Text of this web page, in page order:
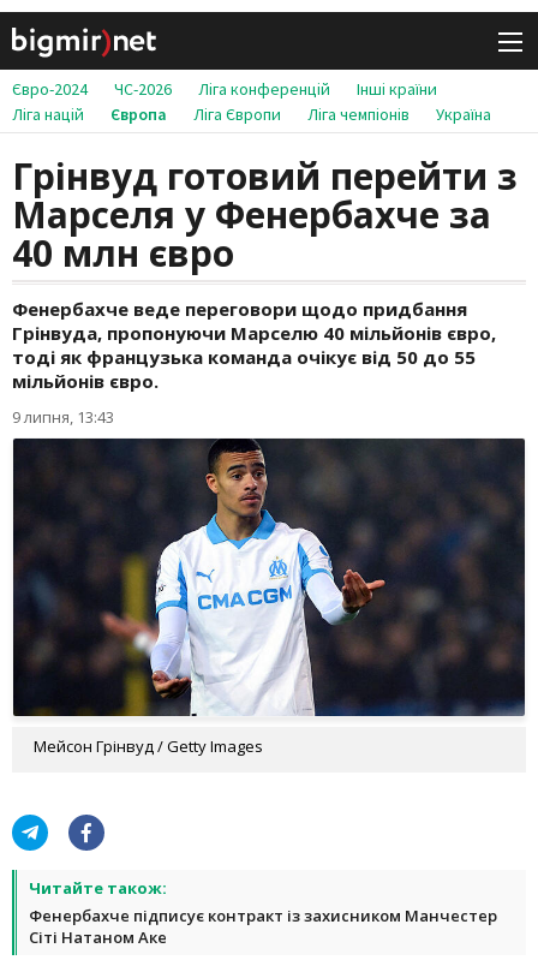
Євро-2024 ЧС-2026 Ліга конференцій
Інші країни
Ліга націй
Європа Ліга Європи Ліга чемпіонів Україна
Грінвуд готовий перейти з
Марселя у Фенербахче за
40 млн євро
Фенербахче веде переговори щодо придбання
Грінвуда, пропонуючи Марселю 40 мільйонів євро,
тоді як французька команда очікує від 50 до 55
мільйонів євро.
9 липня, 13:43
Мейсон Грінвуд / Getty Images
Читайте також:
Фенербахче підписує контракт із захисником Манчестер
Сіті Натаном Аке